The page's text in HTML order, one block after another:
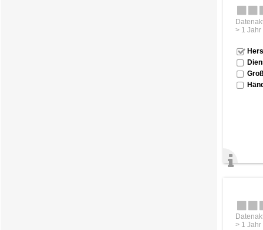
> 1 Jahr
> 1 Jahr